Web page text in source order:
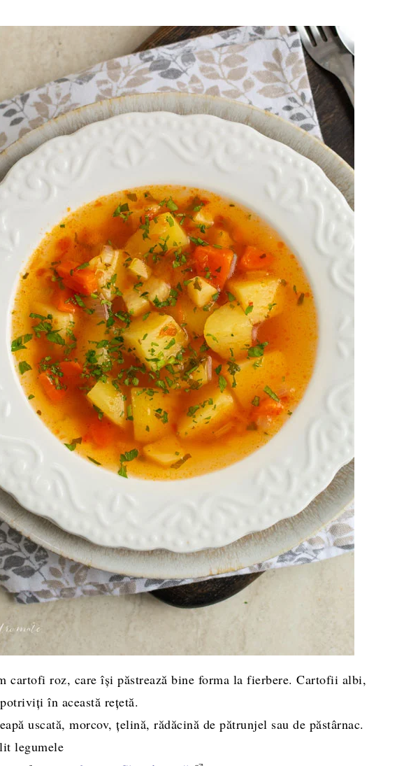
cartofi roz, care își păstrează bine forma la fierbere. Cartofii albi,
în această rețetă.
uscată, morcov, țelină, rădăcină de pătrunjel sau de păstârnac.
legumele